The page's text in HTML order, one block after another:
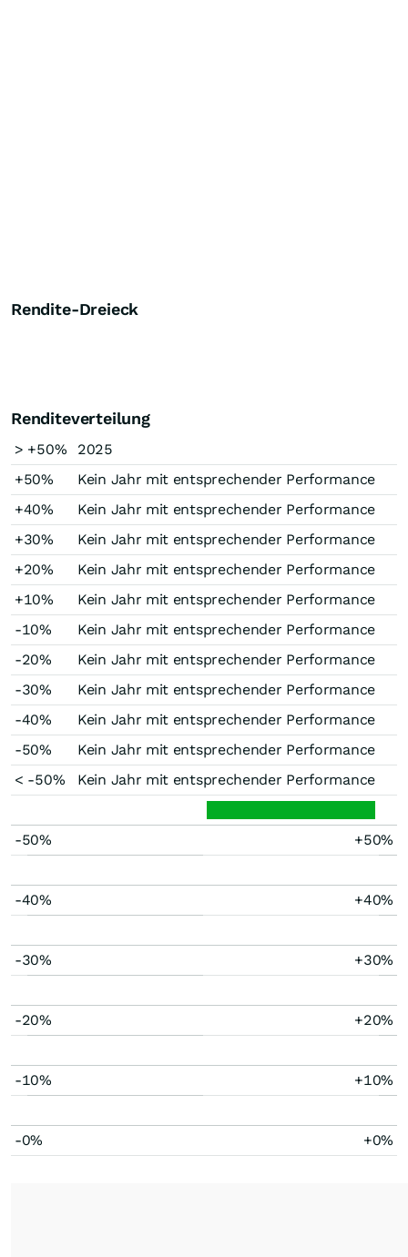
Rendite-Dreieck
Renditeverteilung
> +50%
2025
+50%
Kein Jahr mit entsprechender Performance
+40%
Kein Jahr mit entsprechender Performance
+30%
Kein Jahr mit entsprechender Performance
+20%
Kein Jahr mit entsprechender Performance
+10%
Kein Jahr mit entsprechender Performance
-10%
Kein Jahr mit entsprechender Performance
-20%
Kein Jahr mit entsprechender Performance
-30%
Kein Jahr mit entsprechender Performance
-40%
Kein Jahr mit entsprechender Performance
-50%
Kein Jahr mit entsprechender Performance
< -50%
Kein Jahr mit entsprechender Performance
-50% +50%
-40% +40%
-30% +30%
-20% +20%
-10% +10%
-0% +0%